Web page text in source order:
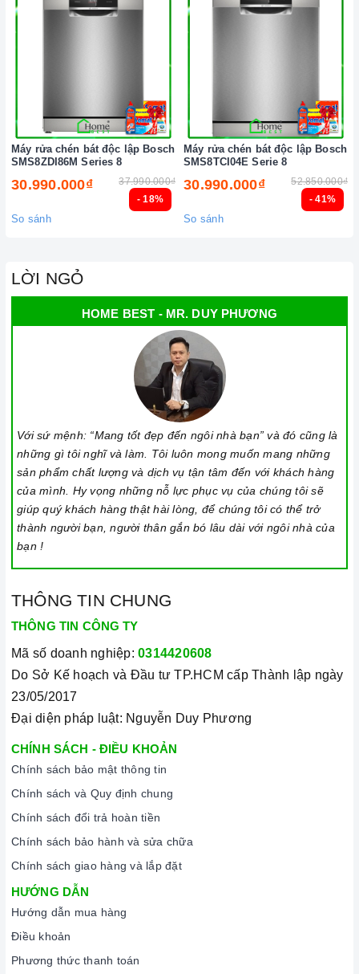
- 18%
Máy rửa chén bát độc lập Bosch
SMS8ZDI86M Series 8
30.990.000₫ 37.990.000₫
So sánh
- 41%
Máy rửa chén bát độc lập Bosch
SMS8TCI04E Serie 8
30.990.000₫ 52.850.000₫
So sánh
LỜI NGỎ
HOME BEST - MR. DUY PHƯƠNG
Với sứ mệnh: “Mang tốt đẹp đến ngôi nhà bạn” và đó cũng là
những gì tôi nghĩ và làm. Tôi luôn mong muốn mang những
sản phẩm chất lượng và dịch vụ tận tâm đến với khách hàng
của mình. Hy vọng những nỗ lực phục vụ của chúng tôi sẽ
giúp quý khách hàng thật hài lòng, để chúng tôi có thể trở
thành người bạn, người thân gắn bó lâu dài với ngôi nhà của
bạn !
THÔNG TIN CHUNG
THÔNG TIN CÔNG TY
Mã số doanh nghiệp: 0314420608
Do Sở Kế hoạch và Đầu tư TP.HCM cấp Thành lập ngày
23/05/2017
Đại diện pháp luật: Nguyễn Duy Phương
CHÍNH SÁCH - ĐIỀU KHOẢN
Chính sách bảo mật thông tin
Chính sách và Quy định chung
Chính sách đổi trả hoàn tiền
Chính sách bảo hành và sửa chữa
Chính sách giao hàng và lắp đặt
HƯỚNG DẪN
Hướng dẫn mua hàng
Điều khoản
Phương thức thanh toán